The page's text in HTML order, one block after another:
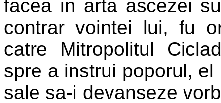
facea in arta ascezei
contrar vointei lui, fu
catre Mitropolitul
spre a instrui poporul,
sale sa-i devanseze